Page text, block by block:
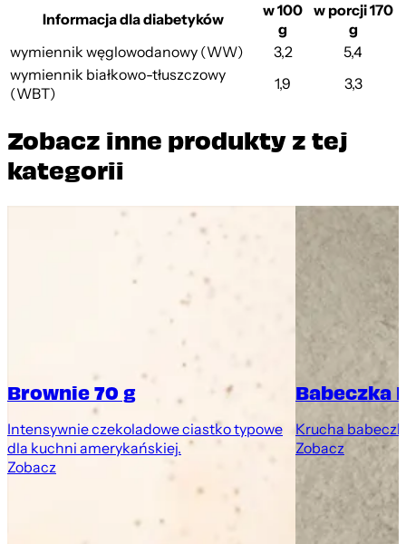
Informacja dla diabetyków
w 100
g
w porcji 170
g
wymiennik węglowodanowy (WW)
3,2
5,4
wymiennik białkowo-tłuszczowy
(WBT)
1,9 3,3
Zobacz inne produkty z tej
kategorii
Brownie 70 g
Intensywnie czekoladowe ciastko typowe
dla kuchni amerykańskiej.
Zobacz
Babeczka
Krucha
Zobacz